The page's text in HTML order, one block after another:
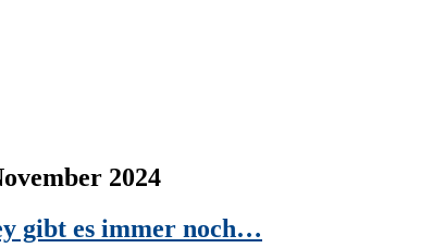
2024
gibt es immer noch…